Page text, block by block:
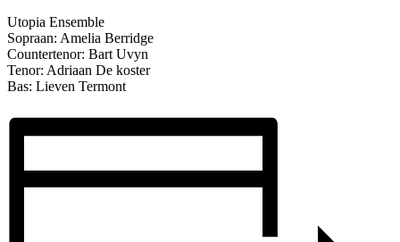
Utopia Ensemble
Sopraan: Amelia Berridge
Countertenor: Bart Uvyn
Tenor: Adriaan De koster
Bas: Lieven Termont